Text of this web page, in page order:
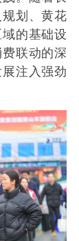
划、黄花
的基础设
联动的深
注入强劲